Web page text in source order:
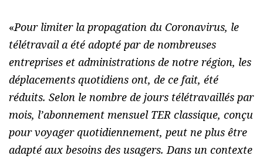
«Pour limiter la propagation du Coronavirus, le
télétravail a été adopté par de nombreuses
entreprises et administrations de notre région, les
déplacements quotidiens ont, de ce fait, été
réduits. Selon le nombre de jours télétravaillés par
mois, l’abonnement mensuel TER classique, conçu
pour voyager quotidiennement, peut ne plus être
adapté aux besoins des usagers. Dans un contexte